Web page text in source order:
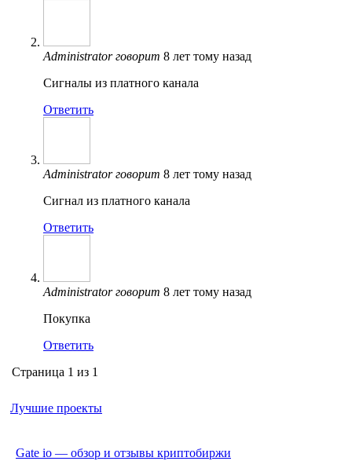
Administratorговорит 8 лет тому назад
Сигналы из платного канала
Ответить
Administratorговорит 8 лет тому назад
Сигнал из платного канала
Ответить
Administratorговорит 8 лет тому назад
Покупка
Ответить
Страница 1 из 1
Лучшие проекты
Gate io — обзор и отзывы криптобиржи